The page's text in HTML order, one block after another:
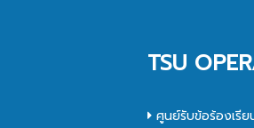
TSU
ศูนย์รับข้อร้องเรีย